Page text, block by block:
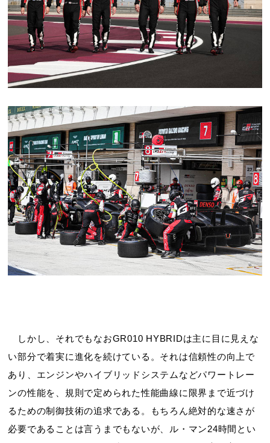
しかし、それでもなおGR010 HYBRIDは主に目に見えな
い部分で着実に進化を続けている。それは信頼性の向上で
あり、エンジンやハイブリッドシステムなどパワートレー
ンの性能を、規則で定められた性能曲線に限界まで近づけ
るための制御技術の追求である。もちろん絶対的な速さが
必要であることは言うまでもないが、ル・マン24時間とい